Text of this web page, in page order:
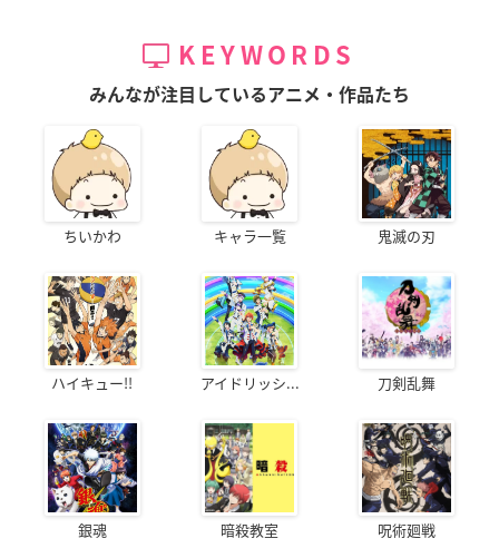
KEYWORDS
みんなが注目しているアニメ・作品たち
ちいかわ キャラ一覧 鬼滅の刃
ハイキュー!! アイドリッシ... 刀剣乱舞
銀魂 暗殺教室 呪術廻戦